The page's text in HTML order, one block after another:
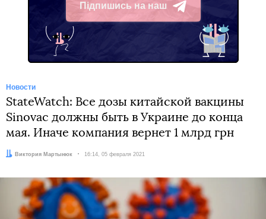
Підпишись на наш
Telegram
Новости
StateWatch: Все дозы китайской вакцины
Sinovac должны быть в Украине до конца
мая. Иначе компания вернет 1 млрд грн
Автор:Виктория Мартынюк Дата:
16:14, 05 февраля 2021